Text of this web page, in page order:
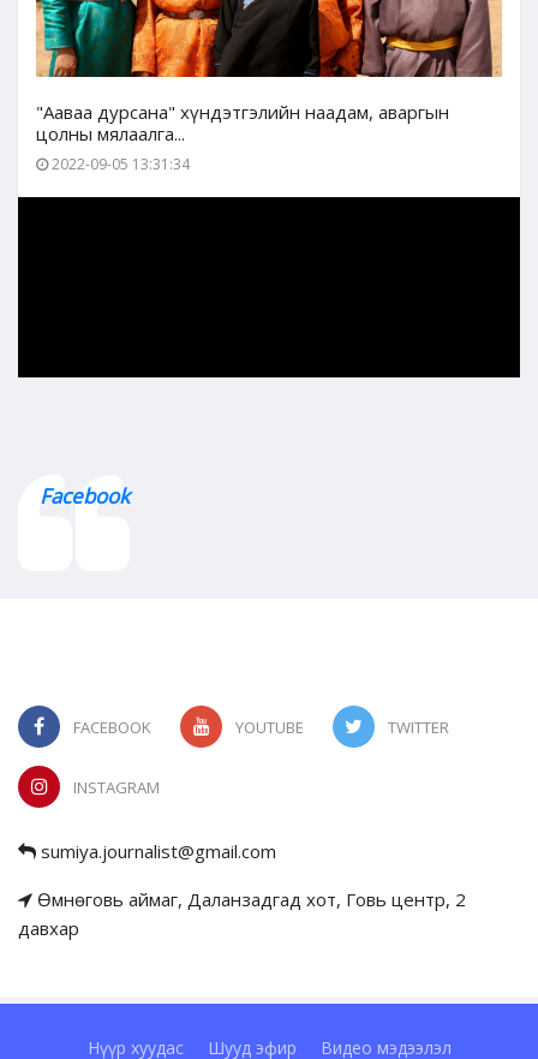
"Ааваа дурсана" хүндэтгэлийн наадам, аваргын
цолны мялаалга...
2022-09-05 13:31:34
Facebook
FACEBOOK YOUTUBE TWITTER
INSTAGRAM
sumiya.journalist@gmail.com
Өмнөговь аймаг, Даланзадгад хот, Говь центр, 2
давхар
Нүүр хуудас Шууд эфир Видео мэдээлэл